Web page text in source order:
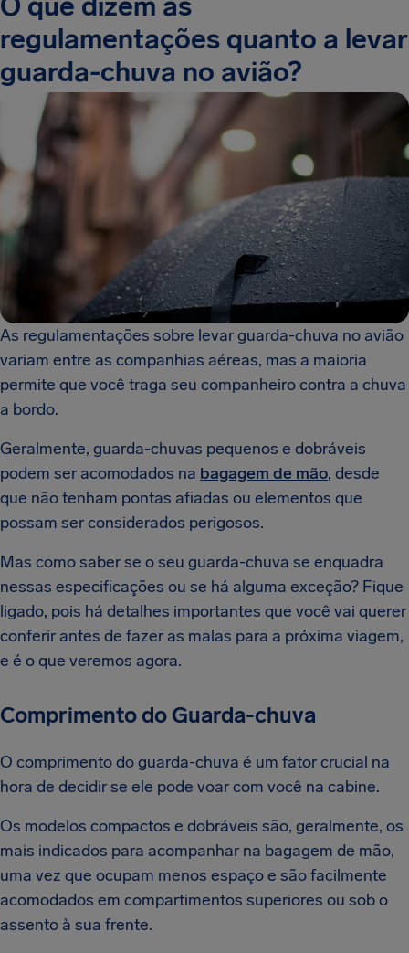
regulamentações quanto a levar
guarda-chuva no avião?
As regulamentações sobre levar guarda-chuva no avião
variam entre as companhias aéreas, mas a maioria
permite que você traga seu companheiro contra a chuva
a bordo.
Geralmente, guarda-chuvas pequenos e dobráveis
podem ser acomodados na bagagem de mão, desde
que não tenham pontas afiadas ou elementos que
possam ser considerados perigosos.
Mas como saber se o seu guarda-chuva se enquadra
nessas especificações ou se há alguma exceção? Fique
ligado, pois há detalhes importantes que você vai querer
conferir antes de fazer as malas para a próxima viagem,
e é o que veremos agora.
Comprimento do Guarda-chuva
O comprimento do guarda-chuva é um fator crucial na
hora de decidir se ele pode voar com você na cabine.
Os modelos compactos e dobráveis são, geralmente, os
mais indicados para acompanhar na bagagem de mão,
uma vez que ocupam menos espaço e são facilmente
acomodados em compartimentos superiores ou sob o
assento à sua frente.